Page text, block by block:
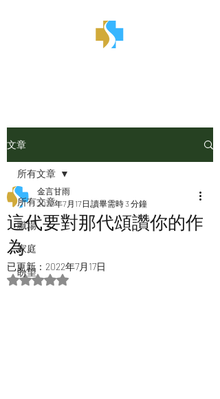
文章
所有文章
職場
家庭
盼望
所有文章
這代要對那代頌讚你的作
為
金言甘雨
2022年7月17日 讀畢需時 3 分鐘
已更新： 2022年7月17日
評等為 NaN（最高為 5 顆星）。